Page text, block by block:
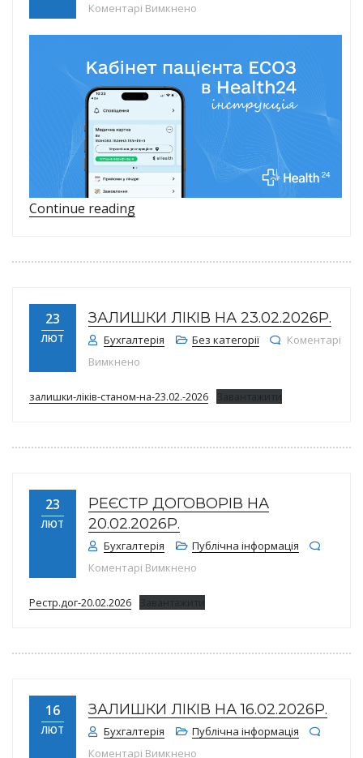
Коментарі Вимкнено
Continue reading“Інструкція: як увійти в кабінет
23
ЛЮТ
ЗАЛИШКИ ЛІКІВ НА 23.02.2026Р.
Бухгалтерія Без категорії
Коментарі
Вимкнено
залишки-ліків-станом-на-23.02.-2026 Завантажити
23
ЛЮТ
РЕЄСТР ДОГОВОРІВ НА
20.02.2026Р.
Бухгалтерія
Публічна інформація
Коментарі Вимкнено
Рестр.дог-20.02.2026 Завантажити
16
ЛЮТ
ЗАЛИШКИ ЛІКІВ НА 16.02.2026Р.
Бухгалтерія
Публічна інформація
Коментарі Вимкнено